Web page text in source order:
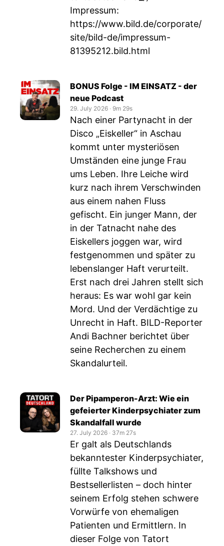
Impressum:
https://www.bild.de/corporate/
site/bild-de/impressum-
81395212.bild.html
BONUS Folge - IM EINSATZ - der
neue Podcast
29. July 2026 ‧ 9m 29s
Nach einer Partynacht in der
Disco „Eiskeller“ in Aschau
kommt unter mysteriösen
Umständen eine junge Frau
ums Leben. Ihre Leiche wird
kurz nach ihrem Verschwinden
aus einem nahen Fluss
gefischt. Ein junger Mann, der
in der Tatnacht nahe des
Eiskellers joggen war, wird
festgenommen und später zu
lebenslanger Haft verurteilt.
Erst nach drei Jahren stellt sich
heraus: Es war wohl gar kein
Mord. Und der Verdächtige zu
Unrecht in Haft. BILD-Reporter
Andi Bachner berichtet über
seine Recherchen zu einem
Skandalurteil.
Der Pipamperon-Arzt: Wie ein
gefeierter Kinderpsychiater zum
Skandalfall wurde
27. July 2026 ‧ 37m 27s
Er galt als Deutschlands
bekanntester Kinderpsychiater,
füllte Talkshows und
Bestsellerlisten – doch hinter
seinem Erfolg stehen schwere
Vorwürfe von ehemaligen
Patienten und Ermittlern. In
dieser Folge von Tatort